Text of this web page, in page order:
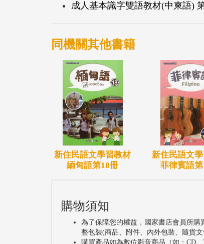
成人基本識字雙語教材(中柬語)
同機關其他書籍
新住民語文學習教材
緬甸語第18冊
新住民語文
菲律賓語
購物須知
為了保障您的權益，國家書店會員所
整包裝(商品、附件、內外包裝、隨貨
購買產品如為數位影音商品（如：CD